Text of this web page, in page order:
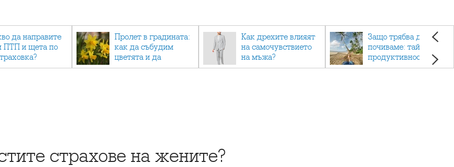
да направите
ПТП и щета по
Пролет в градината:
как да събудим
цветята и да
създадем зелен
Как дрехите влияят
на самочувствието
на мъжа?
Защо трябва да си
почиваме: тайната на
продуктивността,
здравето и добрия
страхове на жените?